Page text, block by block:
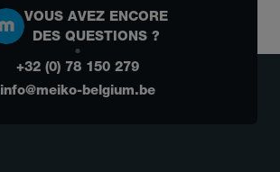
VOUS AVEZ ENCORE
DES QUESTIONS ?
+32 (0) 78 150 279
info@meiko-belgium.be